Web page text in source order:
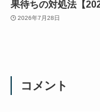
果待ちの対処法【
2026年7月28日
コメント